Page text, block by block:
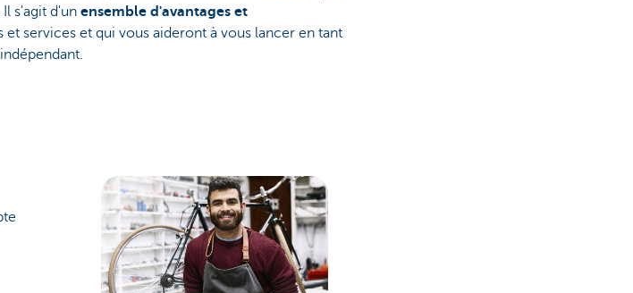
Il s'agit d'unensemble d'avantages et
et services et qui vous aideront à vous lancer en tant